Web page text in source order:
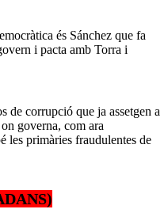
és Sánchez que fa
i pacta amb Torra i
de corrupció que ja assetgen a
governa, com ara
les primàries fraudulentes de